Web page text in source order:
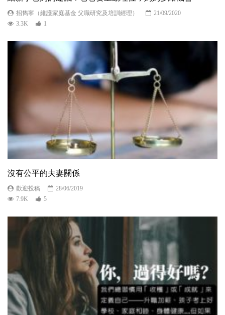
招雋寧（維護家庭基金 父職研究及培訓經理）
21/09/2020
3.3K
1
沒有公平的夫妻關係
歡迎投稿
28/06/2019
7.9K
5